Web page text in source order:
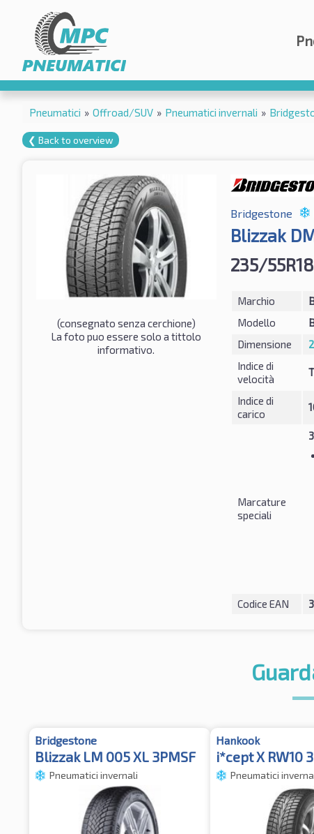
Pneumatici » Offroad/SUV » Pneumatici invernali »
❮ Back to overview
(consegnato senza cerchione)
La foto puo essere solo a tittolo
informativo.
Bridgestone
Blizzak
235/
Marchio
Modello
Dimensione
Indice di
velocità
T
Indice di
carico
Marcature
speciali
Codice EAN
Bridgestone
Blizzak LM 005 XL 3PMSF
Pneumatici invernali
Hankook
i*cept X RW10
Pneumatici